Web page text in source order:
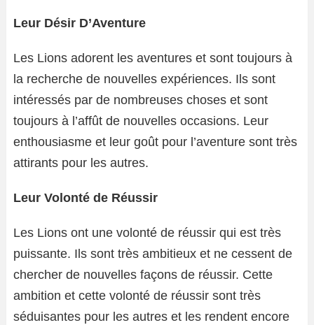
Leur Désir D’Aventure
Les Lions adorent les aventures et sont toujours à
la recherche de nouvelles expériences. Ils sont
intéressés par de nombreuses choses et sont
toujours à l’affût de nouvelles occasions. Leur
enthousiasme et leur goût pour l’aventure sont très
attirants pour les autres.
Leur Volonté de Réussir
Les Lions ont une volonté de réussir qui est très
puissante. Ils sont très ambitieux et ne cessent de
chercher de nouvelles façons de réussir. Cette
ambition et cette volonté de réussir sont très
séduisantes pour les autres et les rendent encore